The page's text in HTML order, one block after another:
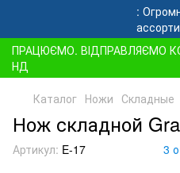
ПРАЦЮЄМО. ВІДПРАВЛЯЄМО
НД
Каталог Ножи Складные
Нож складной
Артикул: E-17 3